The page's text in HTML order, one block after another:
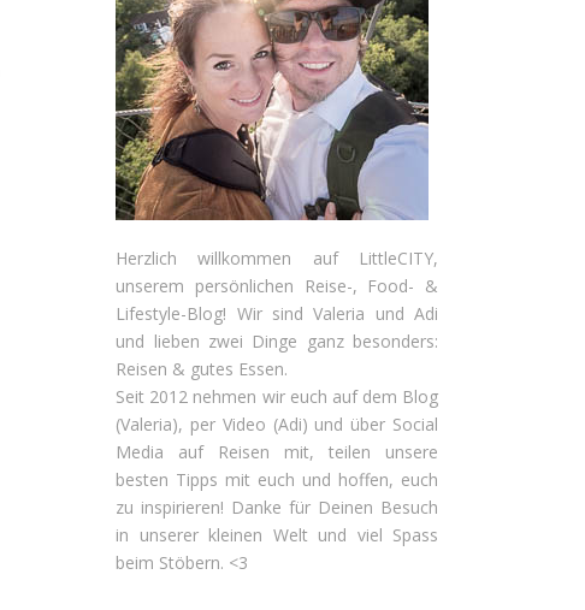
Herzlich willkommen auf LittleCITY,
unserem persönlichen Reise-, Food- &
Lifestyle-Blog! Wir sind Valeria und Adi
und lieben zwei Dinge ganz besonders:
Reisen & gutes Essen.
Seit 2012 nehmen wir euch auf dem Blog
(Valeria), per Video (Adi) und über Social
Media auf Reisen mit, teilen unsere
besten Tipps mit euch und hoffen, euch
zu inspirieren! Danke für Deinen Besuch
in unserer kleinen Welt und viel Spass
beim Stöbern. <3